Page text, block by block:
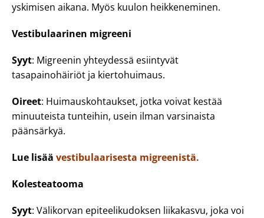
yskimisen aikana. Myös kuulon heikkeneminen.
Vestibulaarinen migreeni
Syyt: Migreenin yhteydessä esiintyvät
tasapainohäiriöt ja kiertohuimaus.
Oireet: Huimauskohtaukset, jotka voivat kestää
minuuteista tunteihin, usein ilman varsinaista
päänsärkyä.
Lue lisää vestibulaarisesta migreenistä.
Kolesteatooma
Syyt: Välikorvan epiteelikudoksen liikakasvu, joka voi